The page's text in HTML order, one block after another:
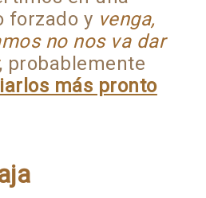
forzado y venga,
no nos va dar
probablemente
más pronto